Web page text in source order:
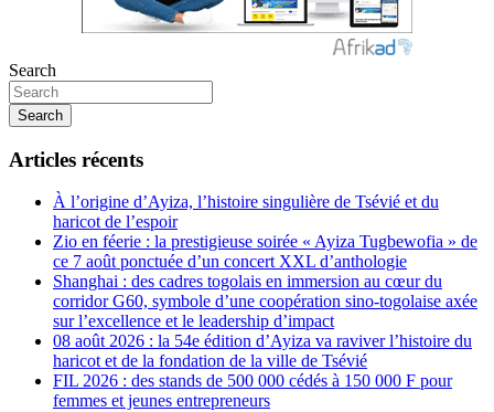
Search
Search
Articles récents
À l’origine d’Ayiza, l’histoire singulière de Tsévié et du
haricot de l’espoir
Zio en féerie : la prestigieuse soirée « Ayiza Tugbewofia » de
ce 7 août ponctuée d’un concert XXL d’anthologie
Shanghai : des cadres togolais en immersion au cœur du
corridor G60, symbole d’une coopération sino-togolaise axée
sur l’excellence et le leadership d’impact
08 août 2026 : la 54e édition d’Ayiza va raviver l’histoire du
haricot et de la fondation de la ville de Tsévié
FIL 2026 : des stands de 500 000 cédés à 150 000 F pour
femmes et jeunes entrepreneurs